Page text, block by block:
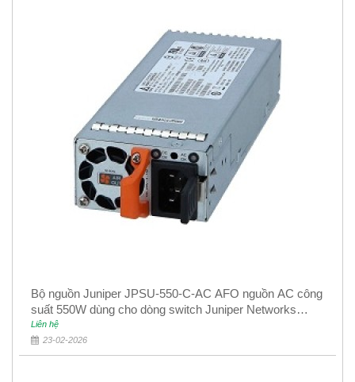
Bộ nguồn Juniper JPSU-550-C-AC AFO nguồn AC công
suất 550W dùng cho dòng switch Juniper Networks
EX4400
Liên hệ
23-02-2026